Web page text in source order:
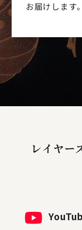
お届けします。
レイヤー